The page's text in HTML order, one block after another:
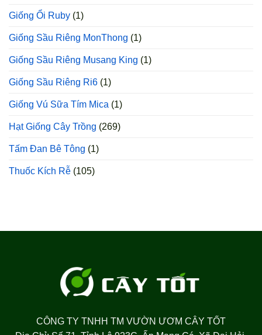
Giống Ổi Ruby (1)
Giống Sầu Riêng MonThong (1)
Giống Sầu Riêng Musang King (1)
Giống Sầu Riêng Ri6 (1)
Giống Vú Sữa Tím Mica (1)
Hạt Giống Cây Trồng (269)
Tấm Đan Bê Tông (1)
Thuốc Kích Rễ (105)
CÔNG TY TNHH TM VƯỜN ƯƠM CÂY TỐT